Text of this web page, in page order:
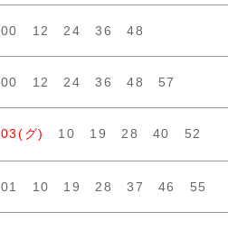
00 12 24 36 48
00 12 24 36 48 57
03(グ) 10 19 28 40 52
01 10 19 28 37 46 55